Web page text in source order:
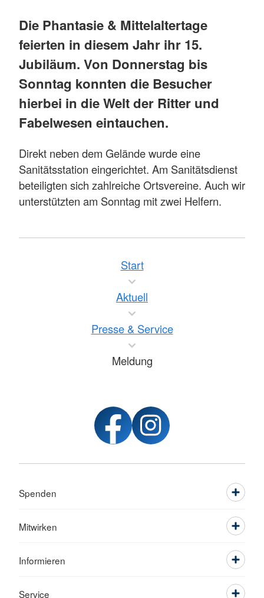
Die Phantasie & Mittelaltertage
feierten in diesem Jahr ihr 15.
Jubiläum. Von Donnerstag bis
Sonntag konnten die Besucher
hierbei in die Welt der Ritter und
Fabelwesen eintauchen.
Direkt neben dem Gelände wurde eine
Sanitätsstation eingerichtet. Am Sanitätsdienst
beteiligten sich zahlreiche Ortsvereine. Auch wir
unterstützten am Sonntag mit zwei Helfern.
Start
Aktuell
Presse & Service
Meldung
Spenden
Mitwirken
Informieren
Service